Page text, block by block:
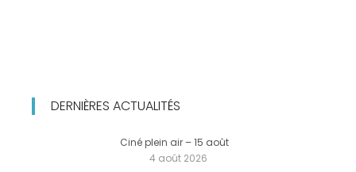
DERNIÈRES ACTUALITÉS
Ciné plein air – 15 août
4 août 2026